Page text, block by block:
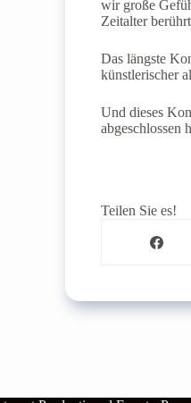
wir große
Zeitalter
Das längste
künstlerischer
Und dieses
abgeschlossen
Teilen Sie es!